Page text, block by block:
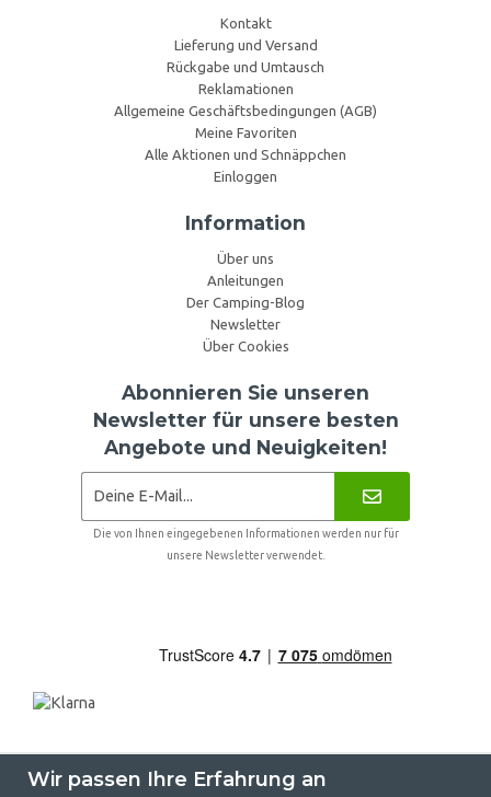
Kontakt
Lieferung und Versand
Rückgabe und Umtausch
Reklamationen
Allgemeine Geschäftsbedingungen (AGB)
Meine Favoriten
Alle Aktionen und Schnäppchen
Einloggen
Information
Über uns
Anleitungen
Der Camping-Blog
Newsletter
Über Cookies
Abonnieren Sie unseren
Newsletter für unsere besten
Angebote und Neuigkeiten!
Die von Ihnen eingegebenen Informationen werden nur für
unsere Newsletter verwendet.
Wir passen Ihre Erfahrung an